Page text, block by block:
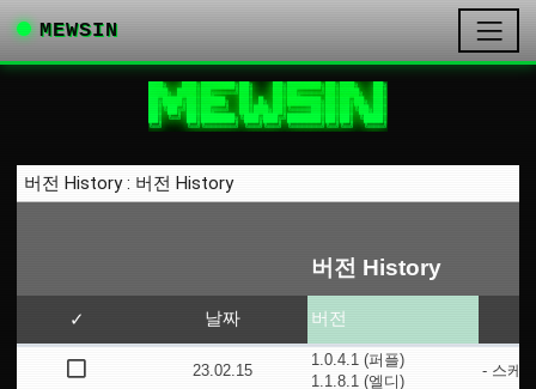
MEWSIN
███╗   ███╗███████╗██╗    ██╗███████╗██╗███╗   ██╗
████╗ ████║██╔════╝██║    ██║██╔════╝██║████╗  ██║
██╔████╔██║█████╗  ██║ █╗ ██║███████╗██║██╔██╗ ██║
██║╚██╔╝██║██╔══╝  ██║███╗██║╚════██║██║██║╚██╗██║
██║ ╚═╝ ██║███████╗╚███╔███╔╝███████║██║██║ ╚████║
╚═╝     ╚═╝╚══════╝ ╚══╝╚══╝ ╚══════╝╚═╝╚═╝  ╚═══╝